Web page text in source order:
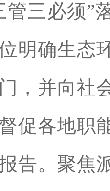
管三必须”
明确生态
，并向社
促各地职
告。聚焦